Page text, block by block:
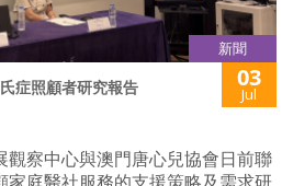
新聞
症照顧者研究報告 03
Jul
觀察中心與澳門唐心兒協會日前聯